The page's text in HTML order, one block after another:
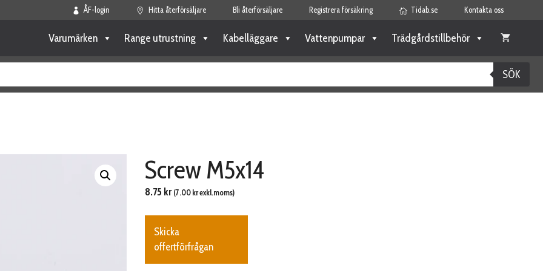
ÅF-login Hitta återförsäljare Bli återförsäljare Registrera försäkring Tidab.se Kontakta oss
Varumärken Range utrustning Kabelläggare Vattenpumpar Trädgårdstillbehör
SÖK
Screw M5x14
8.75 kr (7.00 krexkl.moms)
Skicka
offertförfrågan